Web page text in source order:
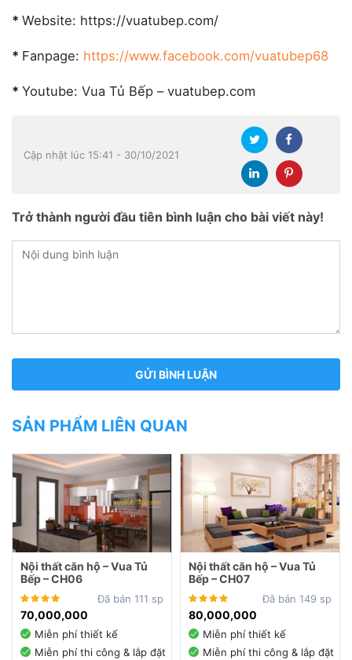
* Website: https://vuatubep.com/
* Fanpage: https://www.facebook.com/vuatubep68
* Youtube: Vua Tủ Bếp – vuatubep.com
Cập nhật lúc 15:41 - 30/10/2021
Trở thành người đầu tiên bình luận cho bài viết này!
SẢN PHẨM LIÊN QUAN
Nội thất căn hộ – Vua Tủ
Bếp – CH06
Đã bán 111 sp
70,000,000
Miễn phí thiết kế
Miễn phí thi công & lắp đặt
Nội thất căn hộ – Vua Tủ
Bếp – CH07
Đã bán 149 sp
80,000,000
Miễn phí thiết kế
Miễn phí thi công & lắp đặt